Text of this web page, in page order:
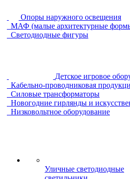
Опоры наружного освещения
МАФ (малые архитектурные
Светодиодные фигуры
Детское игровое
Кабельно-проводниковая
Силовые трансформаторы
Новогодние гирлянды и
Низковольтное оборудование
Уличные светодиодные